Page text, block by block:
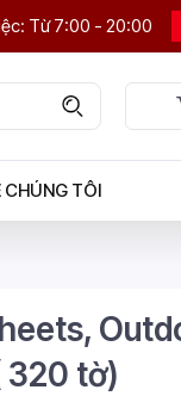
Từ 7:00 - 20:00
CHÚNG TÔI
320 tờ)